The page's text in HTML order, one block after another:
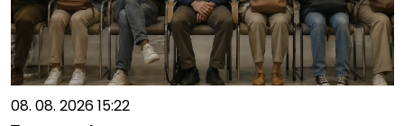
08. 08. 2026 15:22